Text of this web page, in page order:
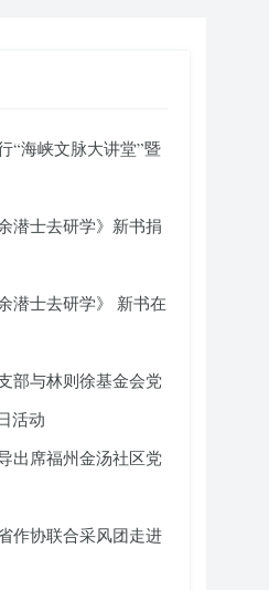
“海峡文脉大讲堂”暨
潜士去研学》新书捐
潜士去研学》 新书在
部与林则徐基金会党
活动
出席福州金汤社区党
作协联合采风团走进